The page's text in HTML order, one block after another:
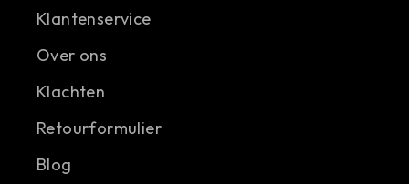
Klantenservice
Over ons
Klachten
Retourformulier
Blog